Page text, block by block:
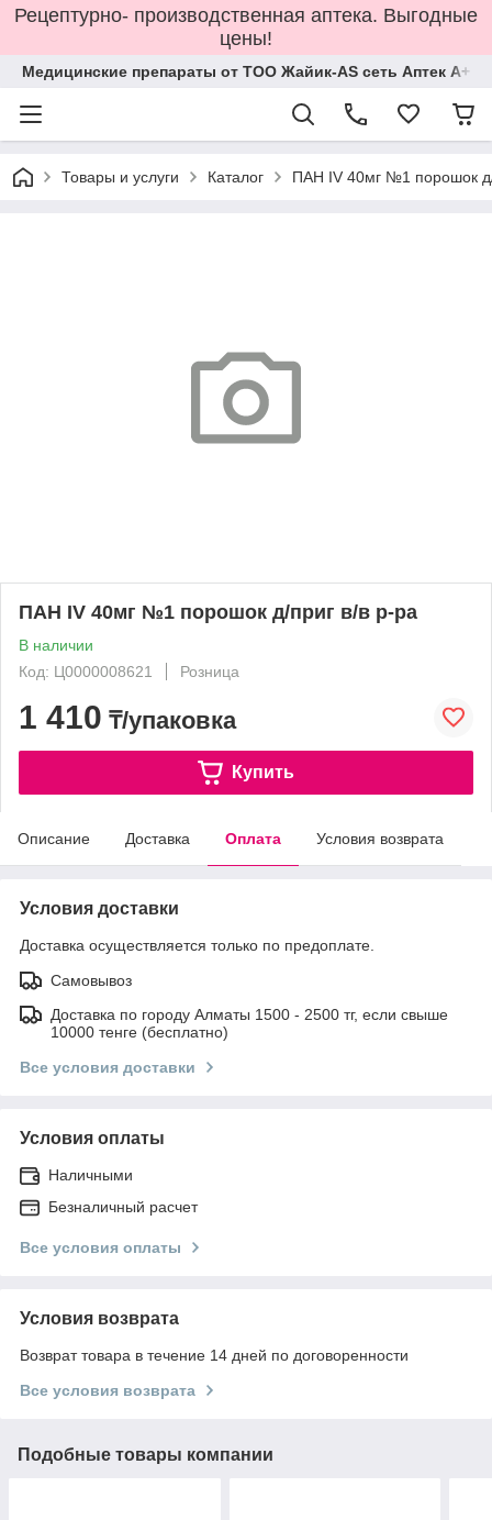
Рецептурно- производственная аптека. Выгодные
цены!
Медицинские препараты от ТОО Жайик-AS сеть Аптек А+
Товары и услуги Каталог ПАН IV 40мг №1 порошок
ПАН IV 40мг №1 порошок д/приг в/в р-ра
В наличии
Код: Ц0000008621
Розница
1 410 ₸/упаковка
Купить
Описание Доставка Оплата Условия возврата
Условия доставки
Доставка осуществляется только по предоплате.
Самовывоз
Доставка по городу Алматы 1500 - 2500 тг, если свыше
10000 тенге (бесплатно)
Все условия доставки
Условия оплаты
Наличными
Безналичный расчет
Все условия оплаты
Условия возврата
Возврат товара в течение 14 дней по договоренности
Все условия возврата
Подобные товары компании